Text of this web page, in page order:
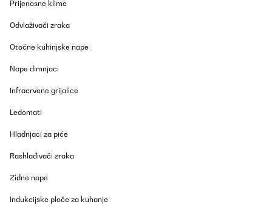
Es muy practico y muy estetico
In the picture the dimensions are 31W-56L-60H, but in
Prijenosne klime
Odvlaživači zraka
Otočne kuhinjske nape
Nape dimnjaci
Infracrvene grijalice
Ledomati
Hladnjaci za piće
Rashlađivači zraka
Zidne nape
Indukcijske ploče za kuhanje